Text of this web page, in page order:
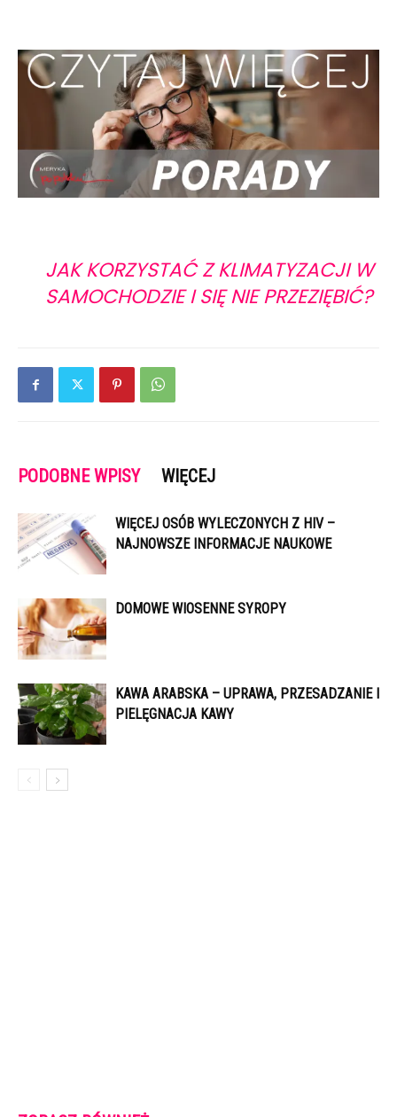
JAK KORZYSTAĆ Z KLIMATYZACJI W
SAMOCHODZIE I SIĘ NIE PRZEZIĘBIĆ?
PODOBNE WPISY WIĘCEJ
WIĘCEJ OSÓB WYLECZONYCH Z HIV –
NAJNOWSZE INFORMACJE NAUKOWE
DOMOWE WIOSENNE SYROPY
KAWA ARABSKA – UPRAWA, PRZESADZANIE I
PIELĘGNACJA KAWY